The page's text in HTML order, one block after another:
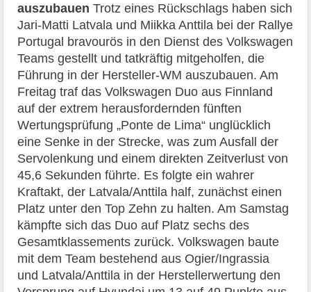
auszubauen Trotz eines Rückschlags haben sich
Jari-Matti Latvala und Miikka Anttila bei der Rallye
Portugal bravourös in den Dienst des Volkswagen
Teams gestellt und tatkräftig mitgeholfen, die
Führung in der Hersteller-WM auszubauen. Am
Freitag traf das Volkswagen Duo aus Finnland
auf der extrem herausfordernden fünften
Wertungsprüfung „Ponte de Lima“ unglücklich
eine Senke in der Strecke, was zum Ausfall der
Servolenkung und einem direkten Zeitverlust von
45,6 Sekunden führte. Es folgte ein wahrer
Kraftakt, der Latvala/Anttila half, zunächst einen
Platz unter den Top Zehn zu halten. Am Samstag
kämpfte sich das Duo auf Platz sechs des
Gesamtklassements zurück. Volkswagen baute
mit dem Team bestehend aus Ogier/Ingrassia
und Latvala/Anttila in der Herstellerwertung den